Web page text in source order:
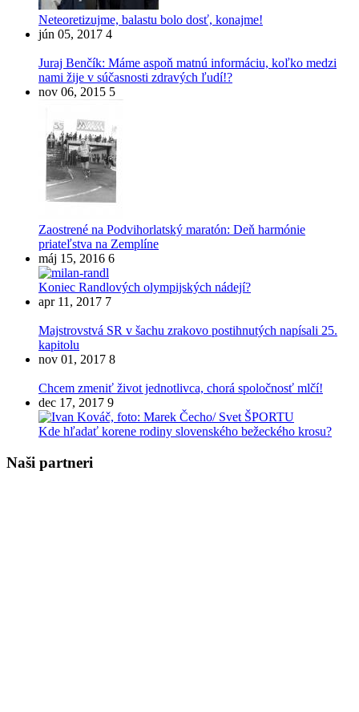
Neteoretizujme, balastu bolo dosť, konajme!
jún 05, 2017 4
Juraj Benčík: Máme aspoň matnú informáciu, koľko medzi
nami žije v súčasnosti zdravých ľudí!?
nov 06, 2015 5
Zaostrené na Podvihorlatský maratón: Deň harmónie
priateľstva na Zemplíne
máj 15, 2016 6
Koniec Randlových olympijských nádejí?
apr 11, 2017 7
Majstrovstvá SR v šachu zrakovo postihnutých napísali 25.
kapitolu
nov 01, 2017 8
Chcem zmeniť život jednotlivca, chorá spoločnosť mlčí!
dec 17, 2017 9
Kde hľadať korene rodiny slovenského bežeckého krosu?
Naši partneri